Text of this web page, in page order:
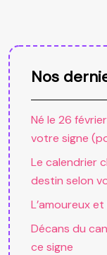
Nos
Né le 26
votre signe
Le calendrier
destin selon
L’amoureux
Décans du
ce signe